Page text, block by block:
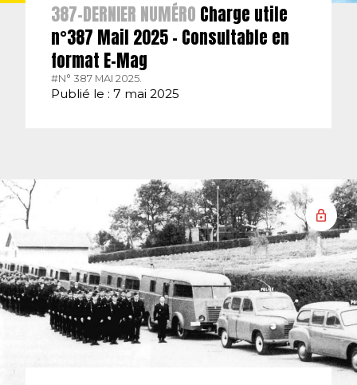
387-DERNIER NUMÉRO Charge utile
n°387 Mail 2025 – Consultable en
format E-Mag
#N° 387 MAI 2025.
Publié le : 7 mai 2025